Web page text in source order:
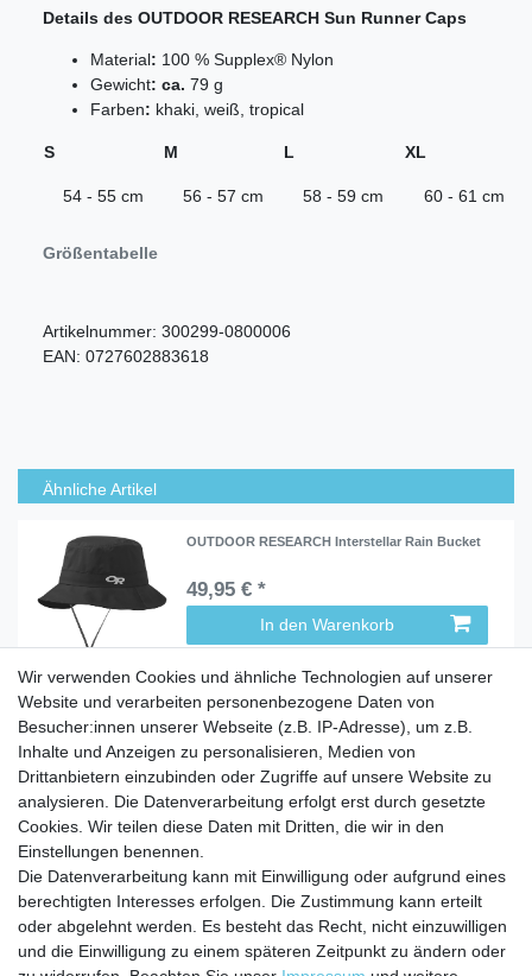
Details des OUTDOOR RESEARCH Sun Runner Caps
Material: 100 % Supplex® Nylon
Gewicht: ca. 79 g
Farben: khaki, weiß, tropical
Größentabelle
S M L XL
54 - 55 cm 56 - 57 cm 58 - 59 cm 60 - 61 cm
Artikelnummer: 300299-0800006
EAN: 0727602883618
Ähnliche Artikel
OUTDOOR RESEARCH Interstellar Rain Bucket
49,95 € *
In den Warenkorb
Wir verwenden Cookies und ähnliche Technologien auf unserer
Website und verarbeiten personenbezogene Daten von
Besucher:innen unserer Webseite (z.B. IP-Adresse), um z.B.
Inhalte und Anzeigen zu personalisieren, Medien von
Drittanbietern einzubinden oder Zugriffe auf unsere Website zu
analysieren. Die Datenverarbeitung erfolgt erst durch gesetzte
Cookies. Wir teilen diese Daten mit Dritten, die wir in den
Einstellungen benennen.
Die Datenverarbeitung kann mit Einwilligung oder aufgrund eines
berechtigten Interesses erfolgen. Die Zustimmung kann erteilt
oder abgelehnt werden. Es besteht das Recht, nicht einzuwilligen
und die Einwilligung zu einem späteren Zeitpunkt zu ändern oder
Service
Zahlungarten
Versandkosten
Batterierücknahmeverordnung
Kostenloser Newsletter
E-MAIL **
Newsletter
Honig